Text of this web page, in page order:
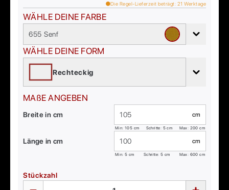
Die Regel-Lieferzeit beträgt: 21 Werktage
WÄHLE DEINE FARBE
655 Senf
WÄHLE DEINE FORM
Rechteckig
MAßE ANGEBEN
Breite in cm cm
Min: 105 cm Schritte: 5 cm Max: 200 cm
Länge in cm cm
Min: 5 cm Schritte: 5 cm Max: 600 cm
Stückzahl